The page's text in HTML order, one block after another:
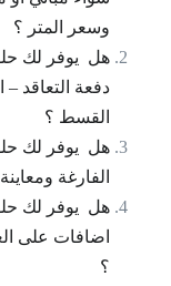
وسعر المتر ؟
هل يوفر لك
دفعة التعاقد
القسط ؟
هل يوفر لك
الفارغة
هل يوفر لك
اضافات على
؟